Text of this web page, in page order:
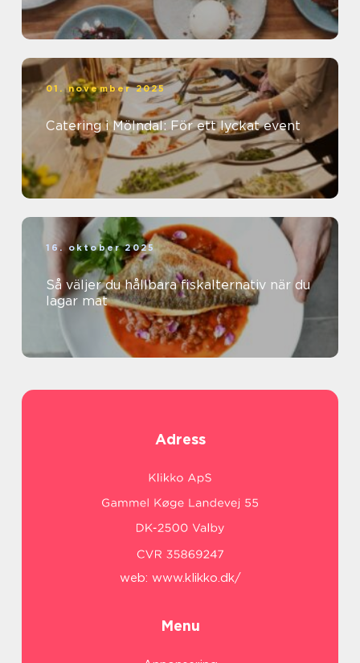
01. november 2025
Catering i Mölndal: För ett lyckat event
16. oktober 2025
Så väljer du hållbara fiskalternativ när du
lagar mat
Adress
web: www.klikko.dk/
Menu